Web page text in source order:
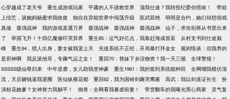
心穿越成了老天爷
重生成游戏玩家 平庸的人不拯救世界 顶我仕途？我转投纪委你慌啥！
带娃
上综艺，孩她妈杨蜜求我收敛
独自在异能世界中闯荡升级 医武双绝
明明是合约，她们却想假戏
真做
最强战神 我的游戏直通万界 最强战神 最强战神 最强战神
仙子，求你别再从书里出来
了
举国飞升！十四亿魔修吓哭异界 重生85：运气好亿点，我靠赶海成首富
从村支书到仕途巅
峰
重生64，猎人出身，妻女被我宠上天 充值系统不正经，开局暴打拜金女
规则怪谈：但我养的
是邪神啊
我反派他哥，专薅气运之女！ 重回70：替妹下乡没物资？我一天三顿
全球警报！
SSSSS级仙尊归来
中年逆袭，女儿助我变神豪 重生1961：我的签到系统能种田
全网嘲我模仿顶
流，天后砸钱逼我退圈
医仙纵横花都 重回62，我为国铸剑薅哭鹰酱 高武：我以剑道证长生
扮
演校花她爹？女神努力我躺平！
御兽：全网看我暴虐前妻！ 带货翻车的我曝光黑心商家
灵气复